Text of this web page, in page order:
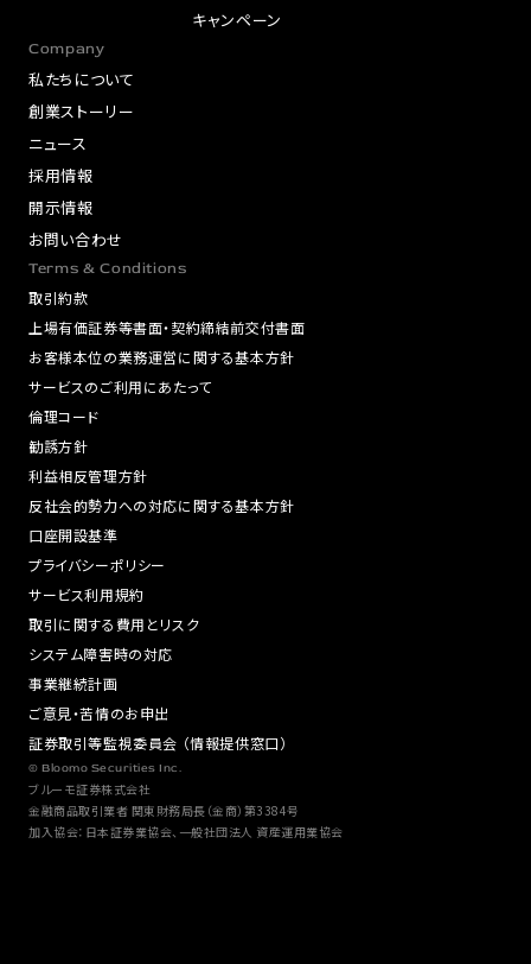
キャンペーン
Company
私たちについて
創業ストーリー
ニュース
採用情報
開示情報
お問い合わせ
Terms & Conditions
取引約款
上場有価証券等書面・契約締結前交付書面
お客様本位の業務運営に関する基本方針
サービスのご利用にあたって
倫理コード
勧誘方針
利益相反管理方針
反社会的勢力への対応に関する基本方針
口座開設基準
プライバシーポリシー
サービス利用規約
取引に関する費用とリスク
システム障害時の対応
事業継続計画
ご意見・苦情のお申出
証券取引等監視委員会 （情報提供窓口）
© Bloomo Securities Inc.
ブルーモ証券株式会社
金融商品取引業者 関東財務局長（金商）第3384号
加入協会：日本証券業協会、一般社団法人 資産運用業協会